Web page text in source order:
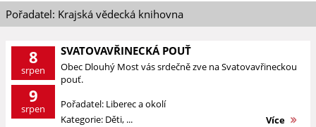
Pořadatel: Krajská vědecká knihovna
8
srpen
9
srpen
SVATOVAVŘINECKÁ POUŤ
Obec Dlouhý Most vás srdečně zve na Svatovavřineckou
pouť.
Pořadatel: Liberec a okolí
Kategorie: Děti, ...
Více